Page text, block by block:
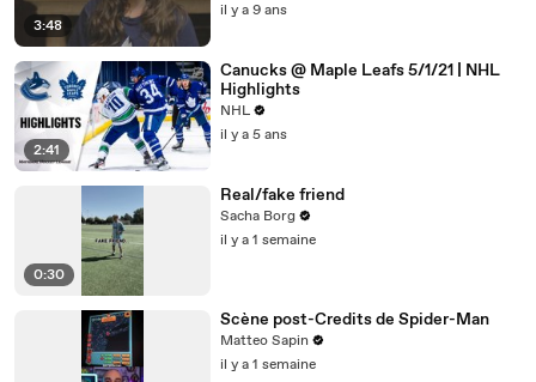
3:48
il y a 9 ans
2:41
Canucks @ Maple Leafs 5/1/21 | NHL
Highlights
NHL
il y a 5 ans
0:30
Real/fake friend
Sacha Borg
il y a 1 semaine
Scène post-Credits de Spider-Man
Matteo Sapin
il y a 1 semaine